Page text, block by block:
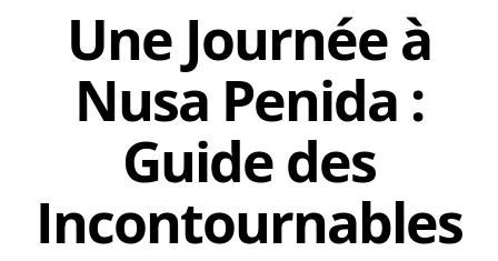
Une Journée à
Nusa Penida :
Guide des
Incontournables